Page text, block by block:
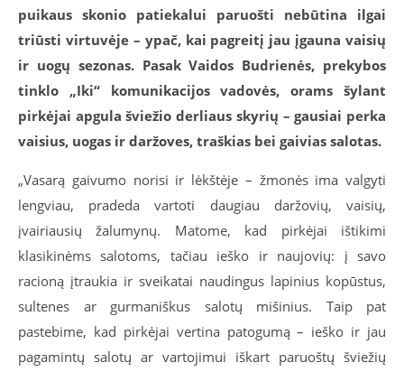
puikaus skonio patiekalui paruošti nebūtina ilgai
triūsti virtuvėje – ypač, kai pagreitį jau įgauna vaisių
ir uogų sezonas. Pasak Vaidos Budrienės, prekybos
tinklo „Iki“ komunikacijos vadovės, orams šylant
pirkėjai apgula šviežio derliaus skyrių – gausiai perka
vaisius, uogas ir daržoves, traškias bei gaivias salotas.
„Vasarą gaivumo norisi ir lėkštėje – žmonės ima valgyti
lengviau, pradeda vartoti daugiau daržovių, vaisių,
įvairiausių žalumynų. Matome, kad pirkėjai ištikimi
klasikinėms salotoms, tačiau ieško ir naujovių: į savo
racioną įtraukia ir sveikatai naudingus lapinius kopūstus,
sultenes ar gurmaniškus salotų mišinius. Taip pat
pastebime, kad pirkėjai vertina patogumą – ieško ir jau
pagamintų salotų ar vartojimui iškart paruoštų šviežių